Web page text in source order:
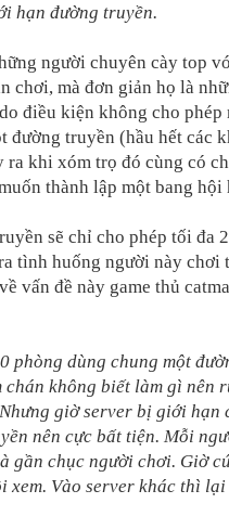
hạn đường truyền.
người chuyên cày top
chơi, mà đơn giản họ là
điều kiện không cho phép
đường truyền (hầu hết các
khi xóm trọ đó cùng có
thành lập một bang hội
sẽ chỉ cho phép tối đa
tình huống người này
vấn đề này game thủ
phòng dùng chung một
chán không biết làm gì nên
giờ server bị giới hạn
nên cực bất tiện. Mỗi
gần chục người chơi. Giờ
xem. Vào server khác thì